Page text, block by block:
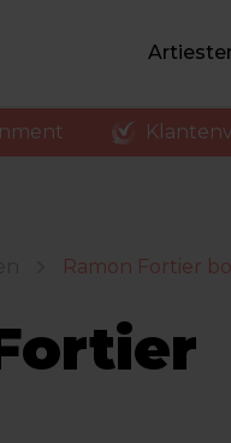
Ramon Fortier